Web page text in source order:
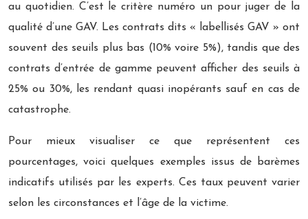
au quotidien. C’est le critère numéro un pour juger de la
qualité d’une GAV. Les contrats dits « labellisés GAV » ont
souvent des seuils plus bas (10% voire 5%), tandis que des
contrats d’entrée de gamme peuvent afficher des seuils à
25% ou 30%, les rendant quasi inopérants sauf en cas de
catastrophe.
Pour mieux visualiser ce que représentent ces
pourcentages, voici quelques exemples issus de barèmes
indicatifs utilisés par les experts. Ces taux peuvent varier
selon les circonstances et l’âge de la victime.